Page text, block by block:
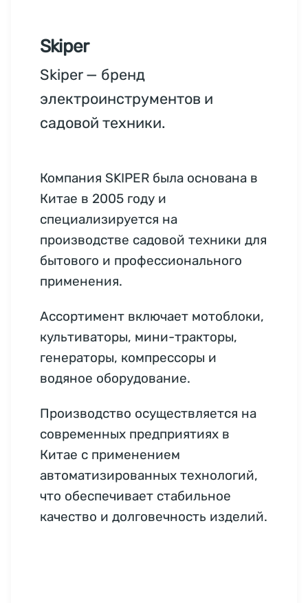
Skiper
Skiper — бренд
электроинструментов и
садовой техники.
Компания SKIPER была основана в
Китае в 2005 году и
специализируется на
производстве садовой техники для
бытового и профессионального
применения.
Ассортимент включает мотоблоки,
культиваторы, мини-тракторы,
генераторы, компрессоры и
водяное оборудование.
Производство осуществляется на
современных предприятиях в
Китае с применением
автоматизированных технологий,
что обеспечивает стабильное
качество и долговечность изделий.